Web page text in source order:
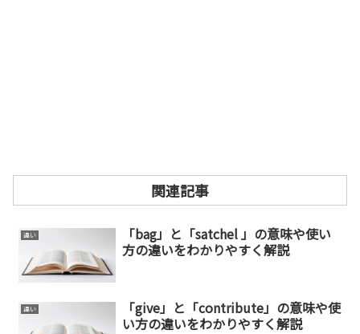
関連記事
違い
「bag」と「satchel 」の意味や使い
方の違いをわかりやすく解説
違い
「give」と「contribute」の意味や使
い方の違いをわかりやすく解説